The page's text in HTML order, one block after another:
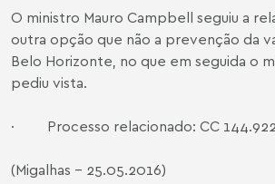
O ministro Mauro Campbell seguiu a
outra opção que não a prevenção da
Belo Horizonte, no que em seguida o
pediu vista.
· Processo relacionado: CC 144.922
(Migalhas - 25.05.2016)